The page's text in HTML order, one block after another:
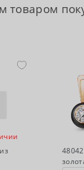
товаром